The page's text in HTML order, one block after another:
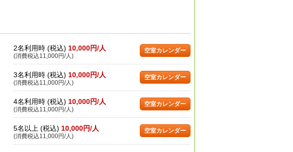
2名利用時 (税込) 10,000円/人
(消費税込11,000円/人)
空室カレンダー
3名利用時 (税込) 10,000円/人
(消費税込11,000円/人)
空室カレンダー
4名利用時 (税込) 10,000円/人
(消費税込11,000円/人)
空室カレンダー
5名以上 (税込) 10,000円/人
(消費税込11,000円/人)
空室カレンダー